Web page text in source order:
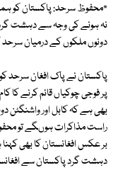
٭محفوظ سرحد: پاکستان کو
نہ ہونے کی وجہ سے دہشت گرد
دونوں ملکوں کے درمیان
پاکستان نے پاک افغان سرحد
پر فوجی چوکیاں قائم کرنے کا
بھی ہے کہ کابل اور واشنگٹن
راست مذاکرات ہوںگے تو
بر عکس افغانستان کا بھی
دہشت گرد پاکستان سے